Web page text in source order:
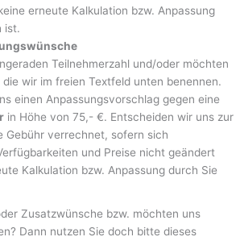
erneute Kalkulation bzw. Anpassung
ist.
Teilnehmerzahl und/oder möchten
wir im freien Textfeld unten benennen.
einen Anpassungsvorschlag gegen eine
in Höhe von 75,- €. Entscheiden wir uns zur
Gebühr verrechnet, sofern sich
und Preise nicht geändert
Kalkulation bzw. Anpassung durch Sie
Zusatzwünsche bzw. möchten uns
Dann nutzen Sie doch bitte dieses